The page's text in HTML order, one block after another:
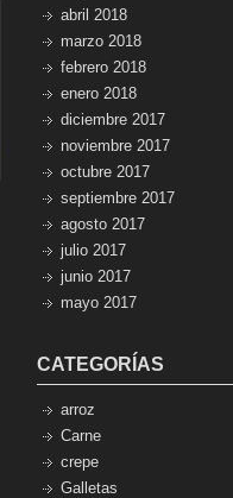
abril 2018
marzo 2018
febrero 2018
enero 2018
diciembre 2017
noviembre 2017
octubre 2017
septiembre 2017
agosto 2017
julio 2017
junio 2017
mayo 2017
CATEGORÍAS
arroz
Carne
crepe
Galletas